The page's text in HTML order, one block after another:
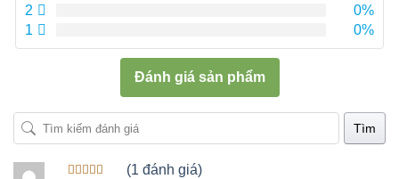
2
0%
1
0%
Đánh giá sản phẩm
Tìm
(1 đánh giá)